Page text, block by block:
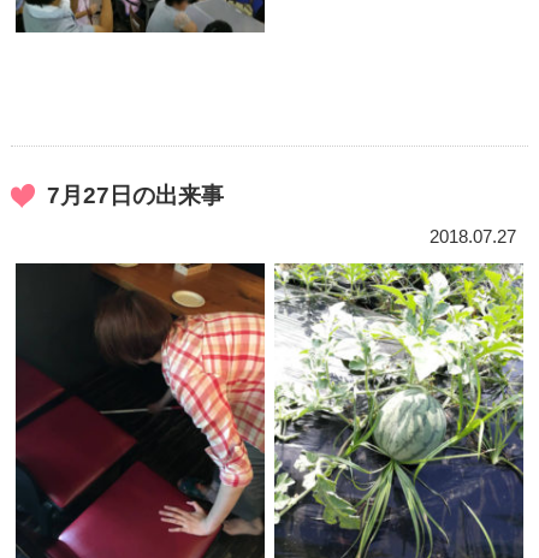
7月27日の出来事
2018.07.27